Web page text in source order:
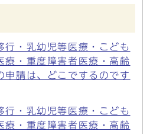
行・乳幼児等医療・こども
療・重度障害者医療・高齢
申請は、どこでするのです
行・乳幼児等医療・こども
療・重度障害者医療・高齢